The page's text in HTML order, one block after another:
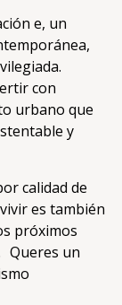
e, un
con
urbano que
y
calidad de
es también
próximos
Queres un